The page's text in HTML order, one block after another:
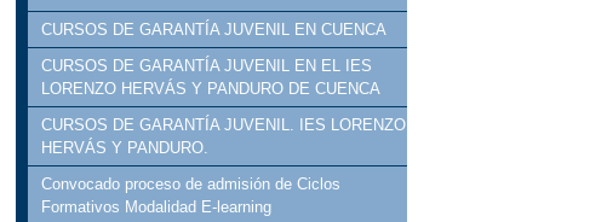
CURSOS DE GARANTÍA JUVENIL EN CUENCA
CURSOS DE GARANTÍA JUVENIL EN EL IES
LORENZO HERVÁS Y PANDURO DE CUENCA
CURSOS DE GARANTÍA JUVENIL. IES LORENZO
HERVÁS Y PANDURO.
Convocado proceso de admisión de Ciclos
Formativos Modalidad E-learning